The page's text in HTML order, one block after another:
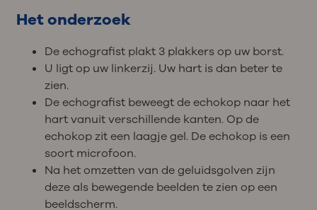
Het onderzoek
De echografist plakt 3 plakkers op uw borst.
U ligt op uw linkerzij. Uw hart is dan beter te
zien.
De echografist beweegt de echokop naar het
hart vanuit verschillende kanten. Op de
echokop zit een laagje gel. De echokop is een
soort microfoon.
Na het omzetten van de geluidsgolven zijn
deze als bewegende beelden te zien op een
beeldscherm.